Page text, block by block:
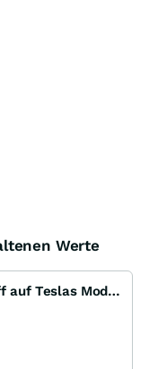
Werte
E-Autos: Neuer Nissan Leaf: Angriff auf Teslas Model 3?